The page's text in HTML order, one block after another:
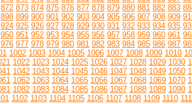
872 873 874 875 876 877 878 879 880 881 882 883
898 899 900 901 902 903 904 905 906 907 908 909
924 925 926 927 928 929 930 931 932 933 934 935
950 951 952 953 954 955 956 957 958 959 960 961
976 977 978 979 980 981 982 983 984 985 986 987
1002 1003 1004 1005 1006 1007 1008 1009 1010
1022 1023 1024 1025 1026 1027 1028 1029 1030
1042 1043 1044 1045 1046 1047 1048 1049 1050
1062 1063 1064 1065 1066 1067 1068 1069 1070
1082 1083 1084 1085 1086 1087 1088 1089 1090
1102 1103 1104 1105 1106 1107 1108 1109 1110